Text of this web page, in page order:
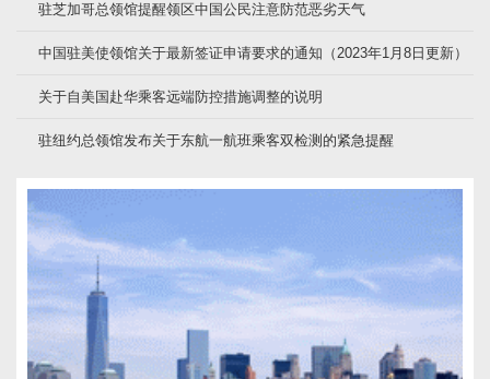
驻芝加哥总领馆提醒领区中国公民注意防范恶劣天气
中国驻美使领馆关于最新签证申请要求的通知（2023年1月8日更新）
关于自美国赴华乘客远端防控措施调整的说明
驻纽约总领馆发布关于东航一航班乘客双检测的紧急提醒